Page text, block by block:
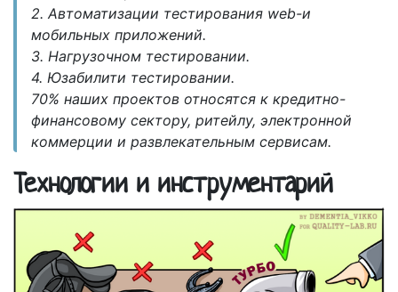
2. Автоматизации тестирования web-и
мобильных приложений.
3. Нагрузочном тестировании.
4. Юзабилити тестировании.
70% наших проектов относятся к кредитно-
финансовому сектору, ритейлу, электронной
коммерции и развлекательным сервисам.
Технологии и инструментарий